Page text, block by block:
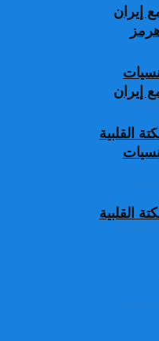
إيران
القلبية
إيران
القلبية